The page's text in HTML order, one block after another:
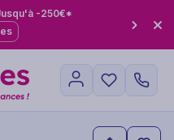
-250€*